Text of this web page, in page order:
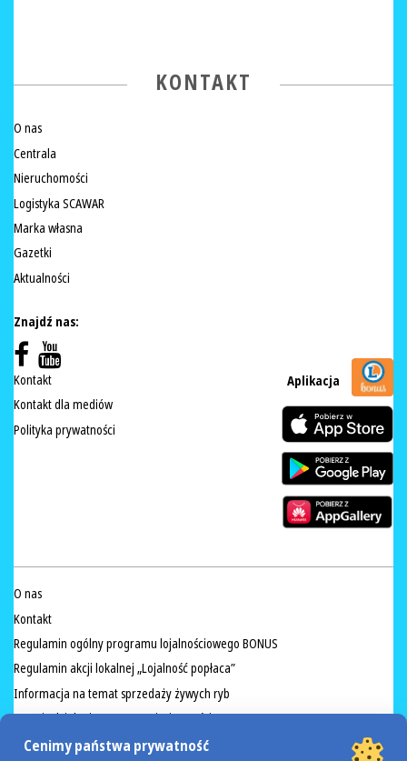
KONTAKT
O nas
Centrala
Nieruchomości
Logistyka SCAWAR
Marka własna
Gazetki
Aktualności
Znajdź nas:
Kontakt
Kontakt dla mediów
Polityka prywatności
Aplikacja
O nas
Kontakt
Regulamin ogólny programu lojalnościowego BONUS
Regulamin akcji lokalnej „Lojalność popłaca”
Informacja na temat sprzedaży żywych ryb
Przeciwdziałanie marnowaniu żywności
Procedura Zgłoszeń Wewnętrznych
Cenimy państwa prywatność